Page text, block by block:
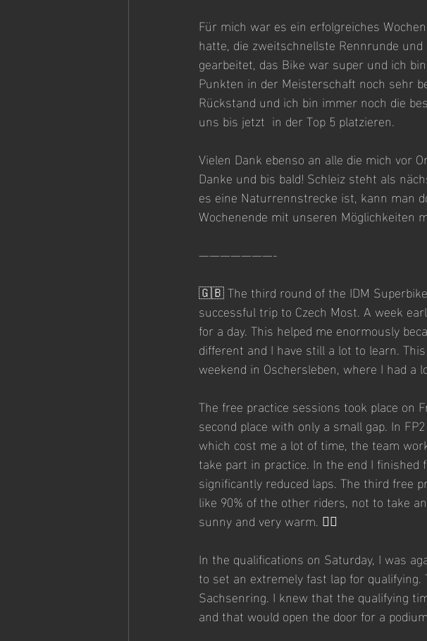
Für mich war es ein erfolgreiches
hatte, die zweitschnellste Rennrunde
gearbeitet, das Bike war super und ich
Punkten in der Meisterschaft noch sehr
Rückstand und ich bin immer noch die
uns bis jetzt  in der Top 5 platzieren.
Vielen Dank ebenso an alle die mich vor
Danke und bis bald! Schleiz steht als
es eine Naturrennstrecke ist, kann man
Wochenende mit unseren Möglichkeiten
———————-
🇬🇧 The third round of the IDM
successful trip to Czech Most. A week
for a day. This helped me enormously
different and I have still a lot to learn.
weekend in Oschersleben, where I had
The free practice sessions took place on
second place with only a small gap. In
which cost me a lot of time, the team
take part in practice. In the end I
significantly reduced laps. The third free
like 90% of the other riders, not to take
sunny and very warm. 👍🏼
In the qualifications on Saturday, I was
to set an extremely fast lap for
Sachsenring. I knew that the qualifying
and that would open the door for a